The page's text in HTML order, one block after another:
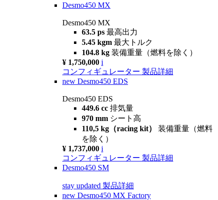
Desmo450 MX
Desmo450 MX
63.5 ps 最高出力
5.45 kgm 最大トルク
104.8 kg 装備重量（燃料を除く）
¥ 1,750,000 i
コンフィギュレーター 製品詳細
new Desmo450 EDS
Desmo450 EDS
449.6 cc 排気量
970 mm シート高
110,5 kg（racing kit） 装備重量（燃料
を除く）
¥ 1,737,000 i
コンフィギュレーター 製品詳細
Desmo450 SM
stay updated 製品詳細
new Desmo450 MX Factory